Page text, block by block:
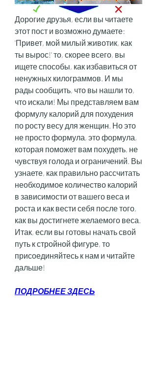
Дорогие друзья, если вы читаете
этот пост и возможно думаете:
'Привет, мой милый животик, как
ты вырос!' то, скорее всего, вы
ищете способы, как избавиться от
ненужных килограммов. И мы
рады сообщить, что вы нашли то,
что искали! Мы представляем вам
формулу калорий для похудения
по росту весу для женщин. Но это
не просто формула, это формула,
которая поможет вам похудеть, не
чувствуя голода и ограничений. Вы
узнаете, как правильно рассчитать
необходимое количество калорий
в зависимости от вашего веса и
роста и как вести себя после того,
как вы достигнете желаемого веса.
Итак, если вы готовы начать свой
путь к стройной фигуре, то
присоединяйтесь к нам и читайте
дальше!
ПОДРОБНЕЕ ЗДЕСЬ